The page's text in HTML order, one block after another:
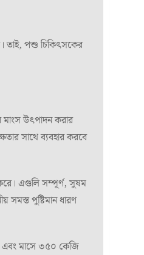
তাই, পশু চিকিৎসকের
উৎপাদন করার
সাথে ব্যবহার করবে
এগুলি সম্পূর্ণ, সুষম
পুষ্টিমান ধারণ
এবং মাসে ৩৫০ কেজি